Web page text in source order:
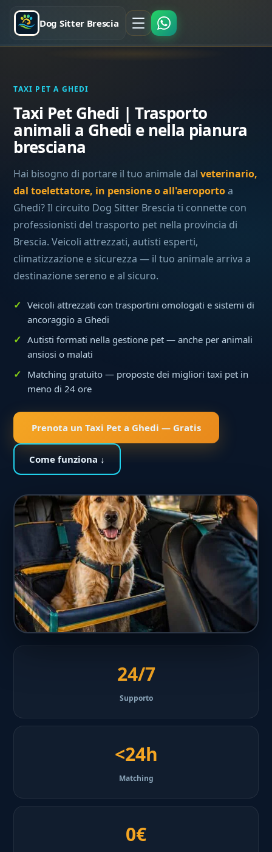
Dog Sitter Brescia
TAXI PET A GHEDI
Taxi Pet Ghedi | Trasporto
animali a Ghedi e nella pianura
bresciana
Hai bisogno di portare il tuo animale dalveterinario,
dal toelettatore, in pensione o all'aeroportoa
Ghedi? Il circuito Dog Sitter Brescia ti connette con
professionisti del trasporto pet nella provincia di
Brescia. Veicoli attrezzati, autisti esperti,
climatizzazione e sicurezza — il tuo animale arriva a
destinazione sereno e al sicuro.
Veicoli attrezzati con trasportini omologati e sistemi di
ancoraggio a Ghedi
Autisti formati nella gestione pet — anche per animali
ansiosi o malati
Matching gratuito — proposte dei migliori taxi pet in
meno di 24 ore
Prenota un Taxi Pet a Ghedi — Gratis
Come funziona ↓
24/7
Supporto
<24h
Matching
0€